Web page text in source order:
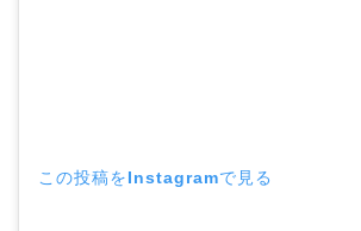
この投稿をInstagramで見る